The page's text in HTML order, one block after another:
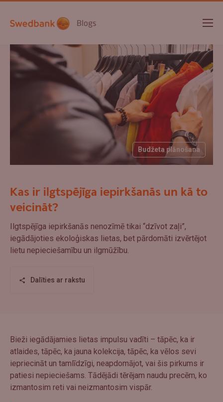
Blogs
Budžeta plānošana
Kas ir ilgtspējīga iepirkšanās un kā to
veicināt?
Ilgtspējīga iepirkšanās nenozīmē tikai “dzīvot zaļi”,
iegādājoties ekoloģiskas lietas, bet pārdomāti izvērtējot
lietu nepieciešamību un ilgmūžību.
Dalīties ar rakstu
Bieži iegādājamies lietas impulsu vadīti – tāpēc, ka ir
atlaides, tāpēc, ka jauna kolekcija, tāpēc, ka vēlos sevi
iepriecināt un tamlīdzīgi, neapdomājot, vai šis pirkums ir
patiesi nepieciešams. Tādējādi tērējam naudu precēm, ko
izmantosim reti vai neizmantosim vispār.